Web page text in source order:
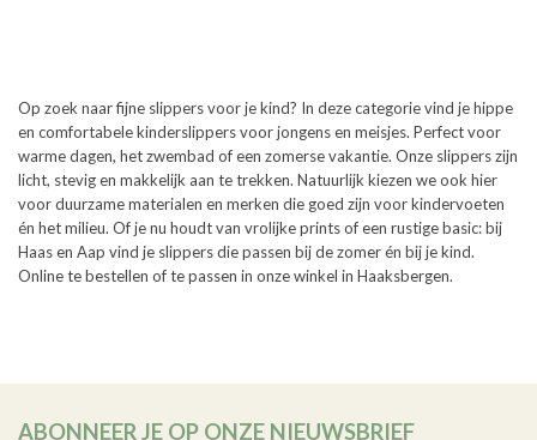
Op zoek naar fijne slippers voor je kind? In deze categorie vind je hippe
en comfortabele kinderslippers voor jongens en meisjes. Perfect voor
warme dagen, het zwembad of een zomerse vakantie. Onze slippers zijn
licht, stevig en makkelijk aan te trekken. Natuurlijk kiezen we ook hier
voor duurzame materialen en merken die goed zijn voor kindervoeten
én het milieu. Of je nu houdt van vrolijke prints of een rustige basic: bij
Haas en Aap vind je slippers die passen bij de zomer én bij je kind.
Online te bestellen of te passen in onze winkel in Haaksbergen.
ABONNEER JE OP ONZE NIEUWSBRIEF